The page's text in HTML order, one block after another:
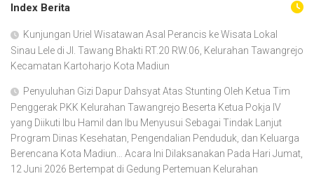
Index Berita
Kunjungan Uriel Wisatawan Asal Perancis ke Wisata Lokal
Sinau Lele di Jl. Tawang Bhakti RT.20 RW.06, Kelurahan Tawangrejo
Kecamatan Kartoharjo Kota Madiun
Penyuluhan Gizi Dapur Dahsyat Atas Stunting Oleh Ketua Tim
Penggerak PKK Kelurahan Tawangrejo Beserta Ketua Pokja IV
yang Diikuti Ibu Hamil dan Ibu Menyusui Sebagai Tindak Lanjut
Program Dinas Kesehatan, Pengendalian Penduduk, dan Keluarga
Berencana Kota Madiun… Acara Ini Dilaksanakan Pada Hari Jumat,
12 Juni 2026 Bertempat di Gedung Pertemuan Kelurahan